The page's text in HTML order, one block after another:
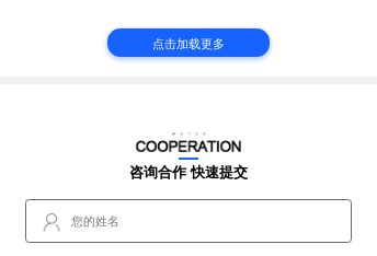
点击加载更多
咨询合作 快速提交